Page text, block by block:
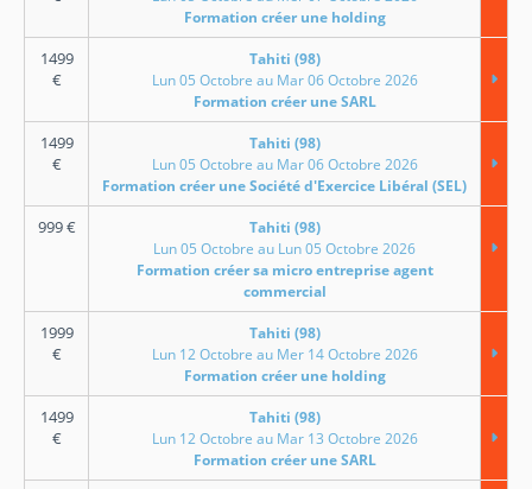
Formation créer une holding
1499
€
Tahiti (98)
Lun 05 Octobre au Mar 06 Octobre 2026
Formation créer une SARL
1499
€
Tahiti (98)
Lun 05 Octobre au Mar 06 Octobre 2026
Formation créer une Société d'Exercice Libéral (SEL)
999€
Tahiti (98)
Lun 05 Octobre au Lun 05 Octobre 2026
Formation créer sa micro entreprise agent
commercial
1999
€
Tahiti (98)
Lun 12 Octobre au Mer 14 Octobre 2026
Formation créer une holding
1499
€
Tahiti (98)
Lun 12 Octobre au Mar 13 Octobre 2026
Formation créer une SARL